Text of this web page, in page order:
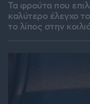
Τα φρούτα που
καλύτερο έλεγχο
το λίπος στην